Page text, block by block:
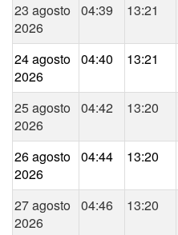
23 agosto
2026
04:39 13:21
24 agosto
2026
04:40 13:21
25 agosto
2026
04:42 13:20
26 agosto
2026
04:44 13:20
27 agosto
2026
04:46 13:20